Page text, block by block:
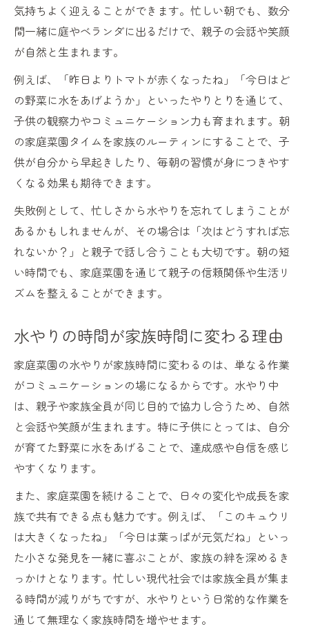
気持ちよく迎えることができます。忙しい朝でも、数分
間一緒に庭やベランダに出るだけで、親子の会話や笑顔
が自然と生まれます。
例えば、「昨日よりトマトが赤くなったね」「今日はど
の野菜に水をあげようか」といったやりとりを通じて、
子供の観察力やコミュニケーション力も育まれます。朝
の家庭菜園タイムを家族のルーティンにすることで、子
供が自分から早起きしたり、毎朝の習慣が身につきやす
くなる効果も期待できます。
失敗例として、忙しさから水やりを忘れてしまうことが
あるかもしれませんが、その場合は「次はどうすれば忘
れないか？」と親子で話し合うことも大切です。朝の短
い時間でも、家庭菜園を通じて親子の信頼関係や生活リ
ズムを整えることができます。
水やりの時間が家族時間に変わる理由
家庭菜園の水やりが家族時間に変わるのは、単なる作業
がコミュニケーションの場になるからです。水やり中
は、親子や家族全員が同じ目的で協力し合うため、自然
と会話や笑顔が生まれます。特に子供にとっては、自分
が育てた野菜に水をあげることで、達成感や自信を感じ
やすくなります。
また、家庭菜園を続けることで、日々の変化や成長を家
族で共有できる点も魅力です。例えば、「このキュウリ
は大きくなったね」「今日は葉っぱが元気だね」といっ
た小さな発見を一緒に喜ぶことが、家族の絆を深めるき
っかけとなります。忙しい現代社会では家族全員が集ま
る時間が減りがちですが、水やりという日常的な作業を
通じて無理なく家族時間を増やせます。